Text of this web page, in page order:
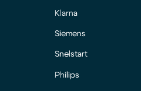
Klarna
Siemens
Snelstart
Philips